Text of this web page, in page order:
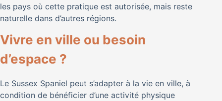
les pays où cette pratique est autorisée, mais reste
naturelle dans d’autres régions.
Vivre en ville ou besoin
d’espace ?
Le Sussex Spaniel peut s’adapter à la vie en ville, à
condition de bénéficier d’une activité physique